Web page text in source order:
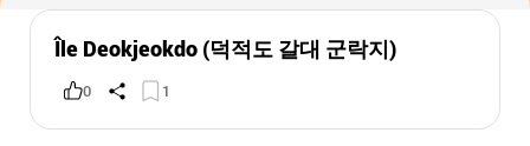
Île Deokjeokdo (덕적도 갈대 군락지)
0 1